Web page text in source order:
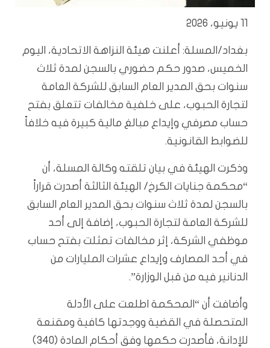
11 يونيو، 2026
بغداد/المسلة: أعلنت هيئة النزاهة الاتحادية، اليوم
الخميس، صدور حكم حضوري بالسجن لمدة ثلاث
سنوات بحق المدير العام السابق للشركة العامة
لتجارة الحبوب، على خلفية مخالفات تتعلق بفتح
حساب مصرفي وإيداع مبالغ مالية كبيرة فيه خلافاً
للضوابط القانونية.
وذكرت الهيئة في بيان تلقته وكالة المسلة، أن
“محكمة جنايات الكرخ/ الهيئة الثالثة أصدرت قراراً
بالسجن لمدة ثلاث سنوات بحق المدير العام السابق
للشركة العامة لتجارة الحبوب، إضافة إلى أحد
موظفي الشركة، إثر مخالفات تمثلت بفتح حساب
في أحد المصارف وإيداع عشرات المليارات من
الدنانير فيه من قبل الوزارة”.
وأضافت أن “المحكمة اطلعت على الأدلة
المتحصلة في القضية ووجدتها كافية ومقنعة
للإدانة، فأصدرت حكمها وفق أحكام المادة (340)